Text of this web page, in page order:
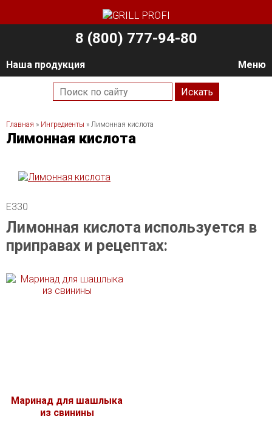
8 (800) 777-94-80
Наша продукция Меню
Главная » Ингредиенты » Лимонная кислота
Лимонная кислота
E330
Лимонная кислота используется в
приправах и рецептах:
Маринад для шашлыка
из свинины